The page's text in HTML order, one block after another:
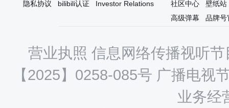
隐私协议
bilibili认证 Investor Relations
社区中心
壁纸站
高级弹幕
品牌号
营业执照 信息网络传播视听
【2025】0258-085号 广播电视
业务经